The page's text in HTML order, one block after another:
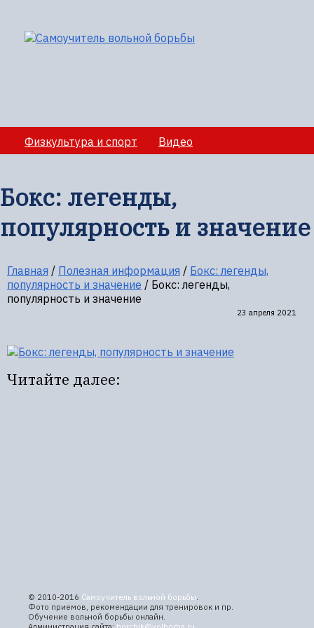
Физкультура и спорт Видео
Секции вольной борбы Полезная информация
Бокс: легенды,
популярность и значение
Главная / Полезная информация / Бокс: легенды,
популярность и значение / Бокс: легенды,
популярность и значение
23 апреля 2021
Читайте далее:
© 2010-2016 Самоучитель вольной борьбы.
Фото приемов, рекомендации для тренировок и пр.
Обучение вольной борьбы онлайн.